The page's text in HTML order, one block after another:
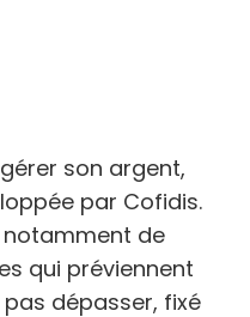
son argent,
par Cofidis.
de
qui préviennent
pas dépasser, fixé